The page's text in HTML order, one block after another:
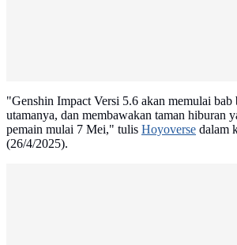
"Genshin Impact Versi 5.6 akan memulai bab
utamanya, dan membawakan taman hiburan
pemain mulai 7 Mei," tulis Hoyoverse dalam
(26/4/2025).